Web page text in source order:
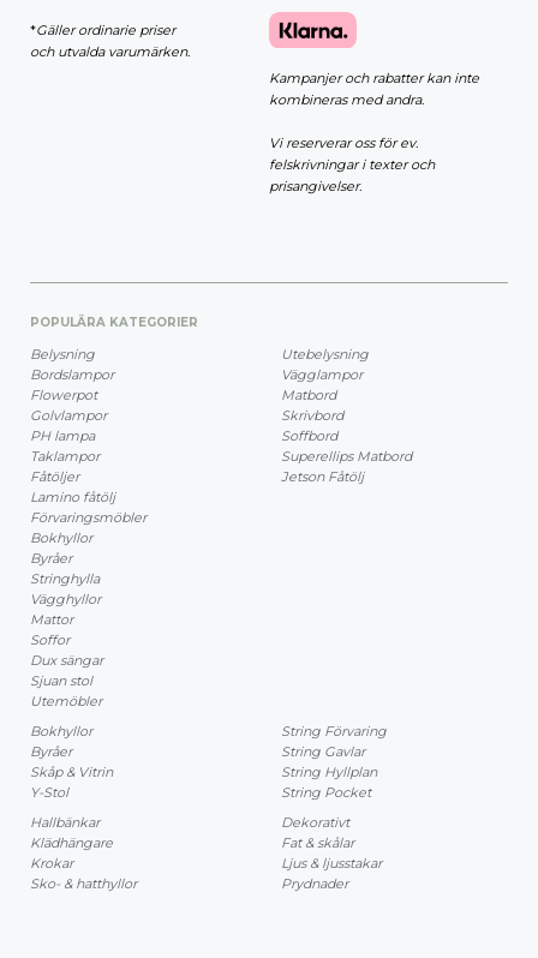
*Gäller ordinarie priser
och utvalda varumärken.
Kampanjer och rabatter kan inte
kombineras med andra.
Vi reserverar oss för ev.
felskrivningar i texter och
prisangivelser.
POPULÄRA KATEGORIER
Belysning
Bordslampor
Flowerpot
Golvlampor
PH lampa
Taklampor
Fåtöljer
Lamino fåtölj
Förvaringsmöbler
Bokhyllor
Byråer
Stringhylla
Vägghyllor
Mattor
Soffor
Dux sängar
Sjuan stol
Utemöbler
Utebelysning
Vägglampor
Matbord
Skrivbord
Soffbord
Superellips Matbord
Jetson Fåtölj
Bokhyllor
Byråer
Skåp & Vitrin
Y-Stol
String Förvaring
String Gavlar
String Hyllplan
String Pocket
Hallbänkar
Klädhängare
Krokar
Sko- & hatthyllor
Dekorativt
Fat & skålar
Ljus & ljusstakar
Prydnader